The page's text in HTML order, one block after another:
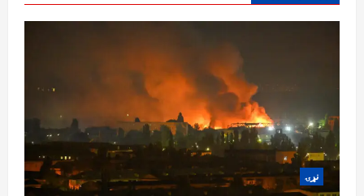
sharqnewsglobal.com
0
5
افغانستان
خلیلزاد: پاکستان له جدي اقتصادي، امنیتي او
سیاسي ستونزو سره مخ دی
sharqnewsglobal.com
August 5, 2026
نړۍ